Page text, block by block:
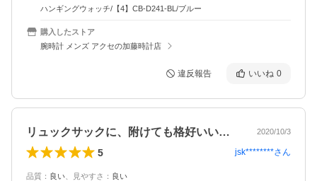
ハンギングウォッチ/【4】CB-D241-BL/ブルー
購入したストア
腕時計 メンズ アクセの加藤時計店
違反報告 いいね 0
リュックサックに、附けても格好いいデザ… 2020/10/3
5 jsk********さん
品質 ： 良い 見やすさ ： 良い